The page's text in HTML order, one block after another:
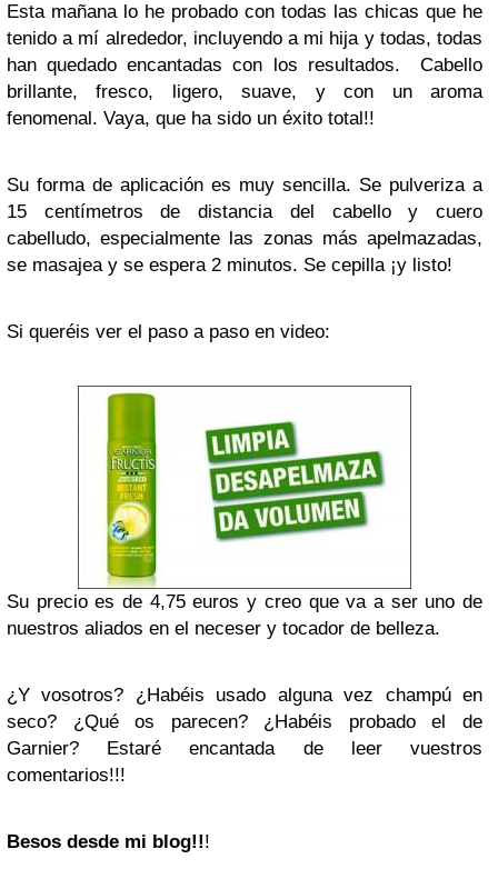
Esta mañana lo he probado con todas las chicas que he
tenido a mí alrededor, incluyendo a mi hija y todas, todas
han quedado encantadas con los resultados. Cabello
brillante, fresco, ligero, suave, y con un aroma
fenomenal. Vaya, que ha sido un éxito total!!
Su forma de aplicación es muy sencilla. Se pulveriza a
15 centímetros de distancia del cabello y cuero
cabelludo, especialmente las zonas más apelmazadas,
se masajea y se espera 2 minutos. Se cepilla ¡y listo!
Si queréis ver el paso a paso en video:
Su precio es de 4,75 euros y creo que va a ser uno de
nuestros aliados en el neceser y tocador de belleza.
¿Y vosotros? ¿Habéis usado alguna vez champú en
seco? ¿Qué os parecen? ¿Habéis probado el de
Garnier? Estaré encantada de leer vuestros
comentarios!!!
Besos desde mi blog!!!